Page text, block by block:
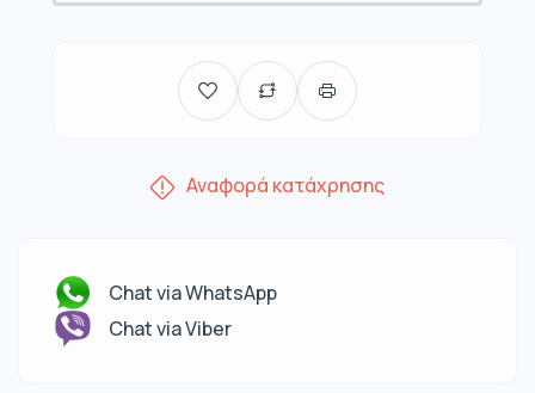
Αναφορά κατάχρησης
Chat via WhatsApp
Chat via Viber